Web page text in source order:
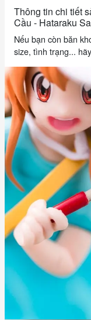
Thông tin chi tiết
Cầu - Hataraku
Nếu bạn còn băn
size, tình trạng...